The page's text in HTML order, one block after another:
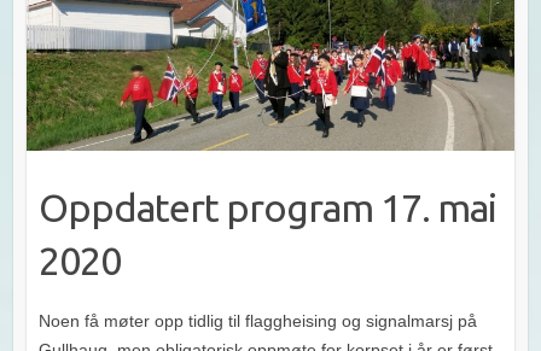
Oppdatert program 17. mai
2020
Noen få møter opp tidlig til flaggheising og signalmarsj på